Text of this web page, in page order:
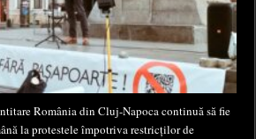
România din Cluj-Napoca continuă să fie
la protestele împotriva restricților de